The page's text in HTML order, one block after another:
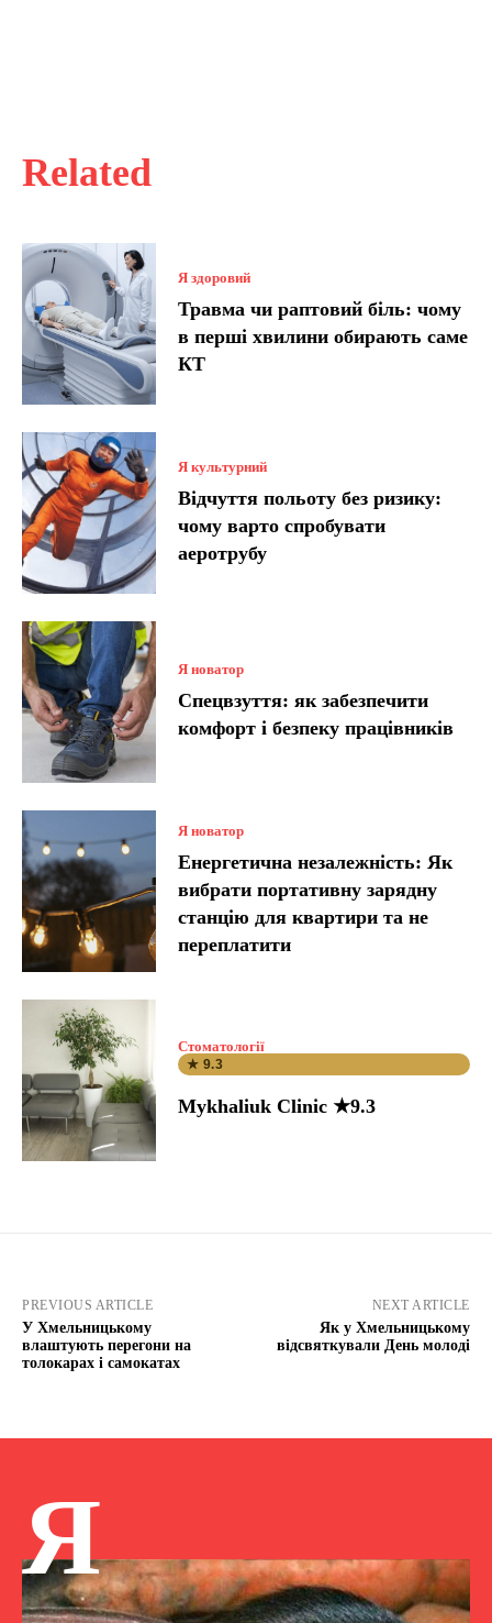
Related
Я здоровий
Травма чи раптовий біль: чому
в перші хвилини обирають саме
КТ
Я культурний
Відчуття польоту без ризику:
чому варто спробувати
аеротрубу
Я новатор
Спецвзуття: як забезпечити
комфорт і безпеку працівників
Я новатор
Енергетична незалежність: Як
вибрати портативну зарядну
станцію для квартири та не
переплатити
Стоматології
★ 9.3
Mykhaliuk Clinic ★9.3
PREVIOUS ARTICLE
У Хмельницькому
влаштують перегони на
толокарах і самокатах
NEXT ARTICLE
Як у Хмельницькому
відсвяткували День молоді
Я